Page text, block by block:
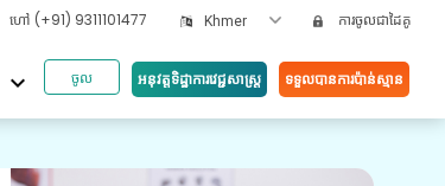
ហៅ (+91) 9311101477 Khmer ការចូលជាដៃគូ
keyboard_arrow_down ចូល អនុវត្តទិដ្ឋាការវេជ្ជសាស្រ្ត ទទួលបានការប៉ាន់ស្មាន